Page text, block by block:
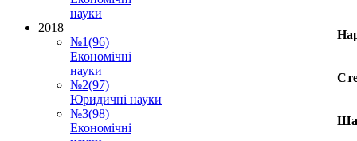
науки
2018
№1(96)
Економічні
науки
№2(97)
Юридичні науки
№3(98)
Економічні